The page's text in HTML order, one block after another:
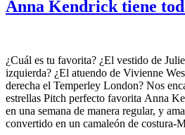
Anna Kendrick tiene
¿Cuál es tu favorita? ¿El vestido de
izquierda? ¿El atuendo de Vivienne
derecha el Temperley London? Nos
estrellas Pitch perfecto favorita Anna
en una semana de manera regular, y
convertido en un camaleón de